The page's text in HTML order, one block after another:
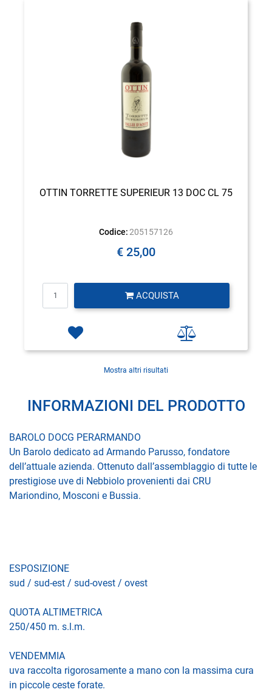
OTTIN TORRETTE SUPERIEUR 13 DOC CL 75
Codice: 205157126
€ 25,00
ACQUISTA
Mostra altri risultati
INFORMAZIONI DEL PRODOTTO
BAROLO DOCG PERARMANDO
Un Barolo dedicato ad Armando Parusso, fondatore
dell’attuale azienda. Ottenuto dall’assemblaggio di tutte le
prestigiose uve di Nebbiolo provenienti dai CRU
Mariondino, Mosconi e Bussia.
ESPOSIZIONE
sud / sud-est / sud-ovest / ovest
QUOTA ALTIMETRICA
250/450 m. s.l.m.
VENDEMMIA
uva raccolta rigorosamente a mano con la massima cura
in piccole ceste forate.